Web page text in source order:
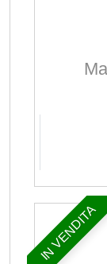
IN VENDITA